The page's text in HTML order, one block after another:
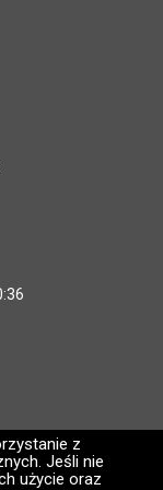
z
Jeśli nie
użycie oraz